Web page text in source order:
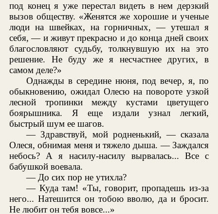
под конец я уже перестал видеть в нем дерзкий
вызов обществу. «Женятся же хорошие и ученые
люди на швейках, на горничных, — утешал я
себя, — и живут прекрасно и до конца дней своих
благословляют судьбу, толкнувшую их на это
решение. Не буду же я несчастнее других, в
самом деле?»
Однажды в середине нюня, под вечер, я, по
обыкновению, ожидал Олесю на повороте узкой
лесной тропинки между кустами цветущего
боярышника. Я еще издали узнал легкий,
быстрый шум ее шагов.
— Здравствуй, мой родненький, — сказала
Олеся, обнимая меня и тяжело дыша. — Заждался
небось? А я насилу-насилу вырвалась... Все с
бабушкой воевала.
— До сих пор не утихла?
— Куда там! «Ты, говорит, пропадешь из-за
него... Натешится он тобою вволю, да и бросит.
Не любит он тебя вовсе...»